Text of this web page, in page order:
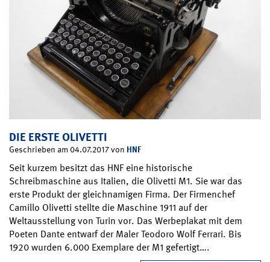
DIE ERSTE OLIVETTI
Geschrieben am 04.07.2017 von HNF
Seit kurzem besitzt das HNF eine historische
Schreibmaschine aus Italien, die Olivetti M1. Sie war das
erste Produkt der gleichnamigen Firma. Der Firmenchef
Camillo Olivetti stellte die Maschine 1911 auf der
Weltausstellung von Turin vor. Das Werbeplakat mit dem
Poeten Dante entwarf der Maler Teodoro Wolf Ferrari. Bis
1920 wurden 6.000 Exemplare der M1 gefertigt….